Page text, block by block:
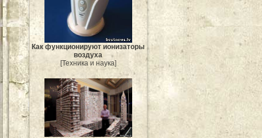
Как функционируют ионизаторы
воздуха
[Техника и наука]